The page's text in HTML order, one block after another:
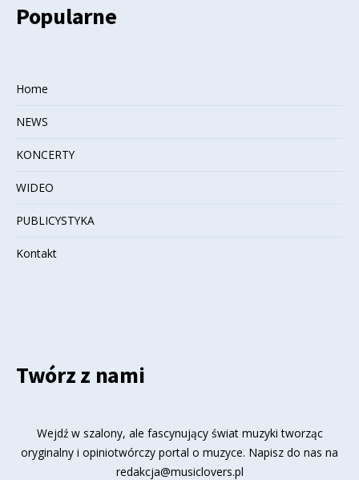
Popularne
Home
NEWS
KONCERTY
WIDEO
PUBLICYSTYKA
Kontakt
Twórz z nami
Wejdź w szalony, ale fascynujący świat muzyki tworząc
oryginalny i opiniotwórczy portal o muzyce. Napisz do nas na
redakcja@musiclovers.pl